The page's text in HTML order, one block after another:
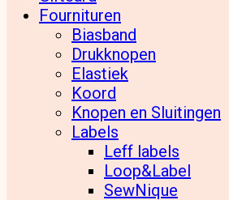
Fournituren
Biasband
Drukknopen
Elastiek
Koord
Knopen en Sluitingen
Labels
Leff labels
Loop&Label
SewNique